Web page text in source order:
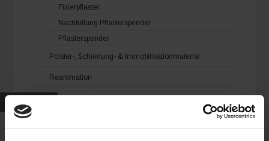
Fixierpflaster
Nachfüllung Pflasterspender
Pflasterspender
Polster-, Schienung- & Immobilisationmaterial
Reanimation
Schutzausrüstungen